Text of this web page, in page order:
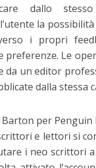
dallo
la
i propri
preferenze. Le
da un editor
dalla stessa
per Penguin
e lettori si
i neo scrittori